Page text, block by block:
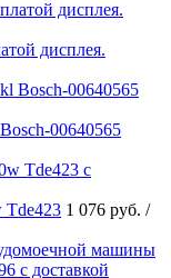
дисплея.
00640565
Tde423 1 076 руб. /